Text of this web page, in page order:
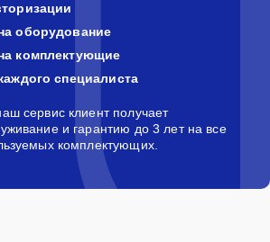
оборудование
комплектующие
специалиста
сервис клиент получает
и гарантию до 3 лет на все
комплектующих.